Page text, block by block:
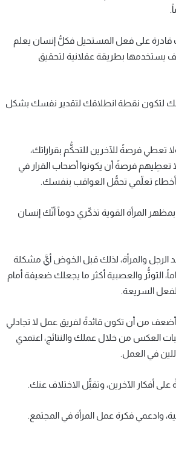
قادرة على فعل المستحيل فكلُّ إنسان يعلم
يستخدمها بطريقة عقلانية لتحقيق
لتكون نقطة انطلاقك لتقدير نفسك بشكل
تعطي فرصةً للآخرين للتحكُّم بقراراتك،
تعطِيهم فرصةً أن يكونوا أصحاب القرار في
تعلّمي تحمُّل العواقب بنفسك.
المرأة القوية تذكّري دوماً أنّك إنسان
الرجل والمرأة، لذلك قبل الخوض أيَّ مشكلة
التوتُّر والعصبية أكثر ما يجعلك ضعيفة أمام
السريعة.
أضعف من أن تكون قائدةً لفريق عمل لا تجادلي
العكس من خلال عملك والنتائج، اعتمدي
في العمل.